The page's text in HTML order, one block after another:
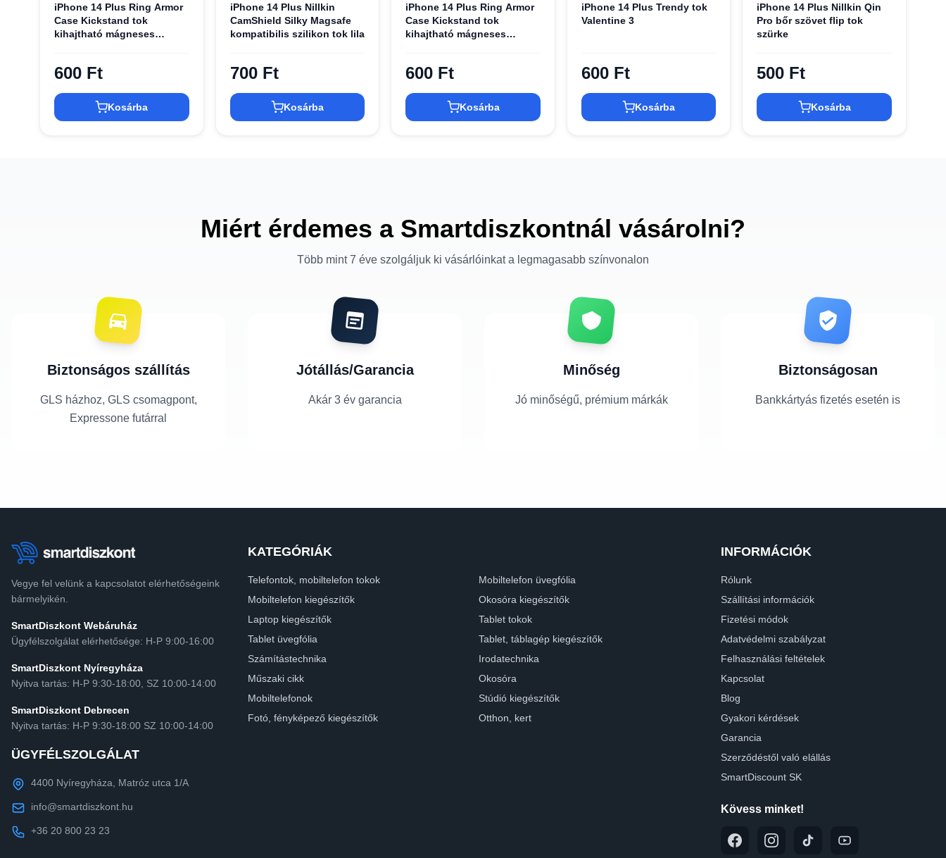
iPhone 14 Plus Ring Armor
Case Kickstand tok
kihajtható mágneses
600 Ft
Kosárba
iPhone 14 Plus Nillkin
CamShield Silky Magsafe
kompatibilis szilikon tok lila
700 Ft
Kosárba
iPhone 14 Plus Ring Armor
Case Kickstand tok
kihajtható mágneses
600 Ft
Kosárba
iPhone 14 Plus Trendy tok
Valentine 3
600 Ft
Kosárba
iPhone 14 Plus Nillkin Qin
Pro bőr szövet flip tok
szürke
500 Ft
Kosárba
Miért érdemes a Smartdiszkontnál vásárolni?
Több mint 7 éve szolgáljuk ki vásárlóinkat a legmagasabb színvonalon
Biztonságos szállítás
GLS házhoz, GLS csomagpont,
Expressone futárral
Jótállás/Garancia
Akár 3 év garancia
Minőség
Jó minőségű, prémium márkák
Biztonságosan
Bankkártyás fizetés esetén is
Vegye fel velünk a kapcsolatot elérhetőségeink
bármelyikén.
SmartDiszkont Webáruház
Ügyfélszolgálat elérhetősége: H-P 9:00-16:00
SmartDiszkont Nyíregyháza
Nyitva tartás: H-P 9:30-18:00, SZ 10:00-14:00
SmartDiszkont Debrecen
Nyitva tartás: H-P 9:30-18:00 SZ 10:00-14:00
ÜGYFÉLSZOLGÁLAT
4400 Nyíregyháza, Matróz utca 1/A
info@smartdiszkont.hu
+36 20 800 23 23
KATEGÓRIÁK
Telefontok, mobiltelefon tokok
Mobiltelefon üvegfólia
Mobiltelefon kiegészítők
Okosóra kiegészítők
Laptop kiegészítők
Tablet tokok
Tablet üvegfólia
Tablet, táblagép kiegészítők
Számítástechnika
Irodatechnika
Műszaki cikk
Okosóra
Mobiltelefonok
Stúdió kiegészítők
Fotó, fényképező kiegészítők
Otthon, kert
INFORMÁCIÓK
Rólunk
Szállítási információk
Fizetési módok
Adatvédelmi szabályzat
Felhasználási feltételek
Kapcsolat
Blog
Gyakori kérdések
Garancia
Szerződéstől való elállás
SmartDiscount SK
Kövess minket!